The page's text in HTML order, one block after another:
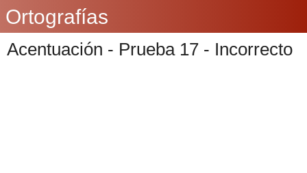
Ortografías
Acentuación - Prueba 17 - Incorrecto